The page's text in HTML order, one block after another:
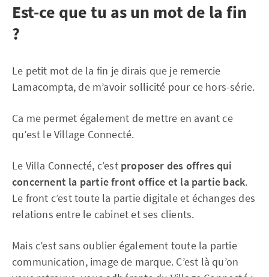
Est-ce que tu as un mot de la fin
?
Le petit mot de la fin je dirais que je remercie
Lamacompta, de m’avoir sollicité pour ce hors-série.
Ca me permet également de mettre en avant ce
qu’est le Village Connecté.
Le Villa Connecté, c’est proposer des offres qui
concernent la partie front office et la partie back.
Le front c’est toute la partie digitale et échanges des
relations entre le cabinet et ses clients.
Mais c’est sans oublier également toute la partie
communication, image de marque. C’est là qu’on